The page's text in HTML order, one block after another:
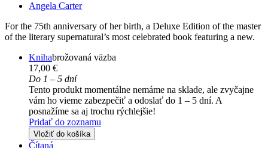
Angela Carter
For the 75th anniversary of her birth, a Deluxe Edition of the master
of the literary supernatural’s most celebrated book featuring a new.
Knihabrožovaná väzba
17,00 €
Do 1 – 5 dní
Tento produkt momentálne nemáme na sklade, ale zvyčajne
vám ho vieme zabezpečiť a odoslať do 1 – 5 dní. A
posnažíme sa aj trochu rýchlejšie!
Pridať do zoznamu
Vložiť do košíka
Čítaná